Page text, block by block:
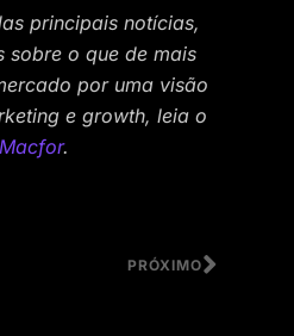
principais notícias,
sobre o que de mais
por uma visão
e growth, leia o
.
PRÓXIMO